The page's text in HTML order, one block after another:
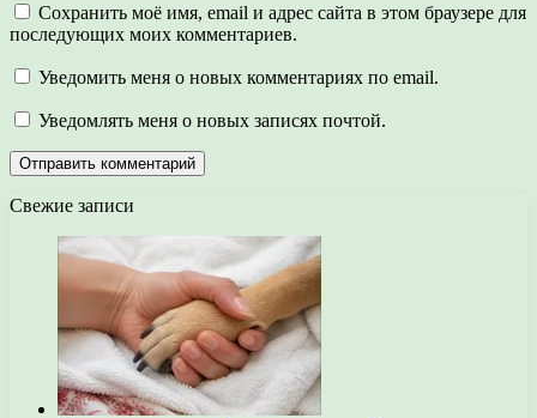
Сохранить моё имя, email и адрес сайта в этом браузере для
последующих моих комментариев.
Уведомить меня о новых комментариях по email.
Уведомлять меня о новых записях почтой.
Свежие записи